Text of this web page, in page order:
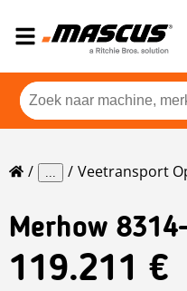
... Veetransport
Merhow
119.211 €